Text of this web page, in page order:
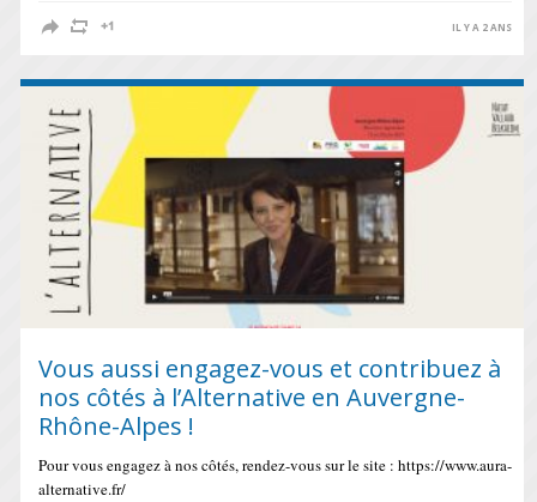
IL Y A 2 ANS
Vous aussi engagez-vous et contribuez à
nos côtés à l’Alternative en Auvergne-
Rhône-Alpes !
Pour vous engagez à nos côtés, rendez-vous sur le site : https://www.aura-
alternative.fr/